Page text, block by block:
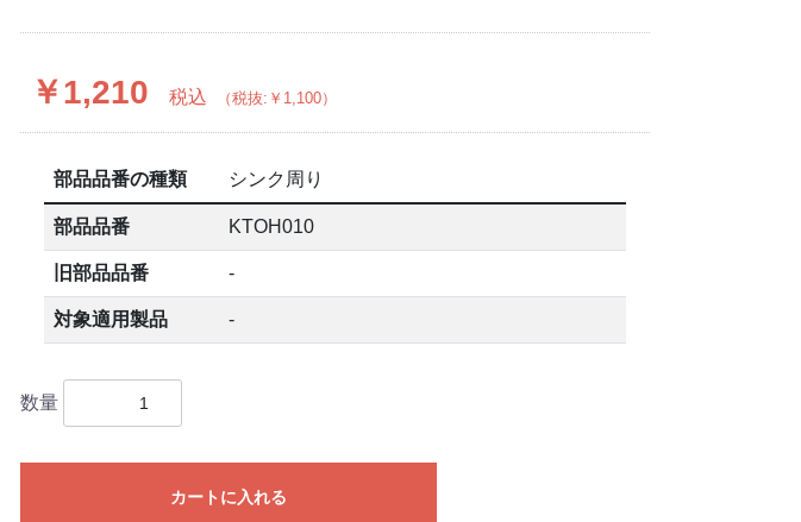
￥1,210 税込 （税抜:￥1,100）
部品品番の種類 シンク周り
部品品番 KTOH010
旧部品品番 -
対象適用製品 -
数量
カートに入れる